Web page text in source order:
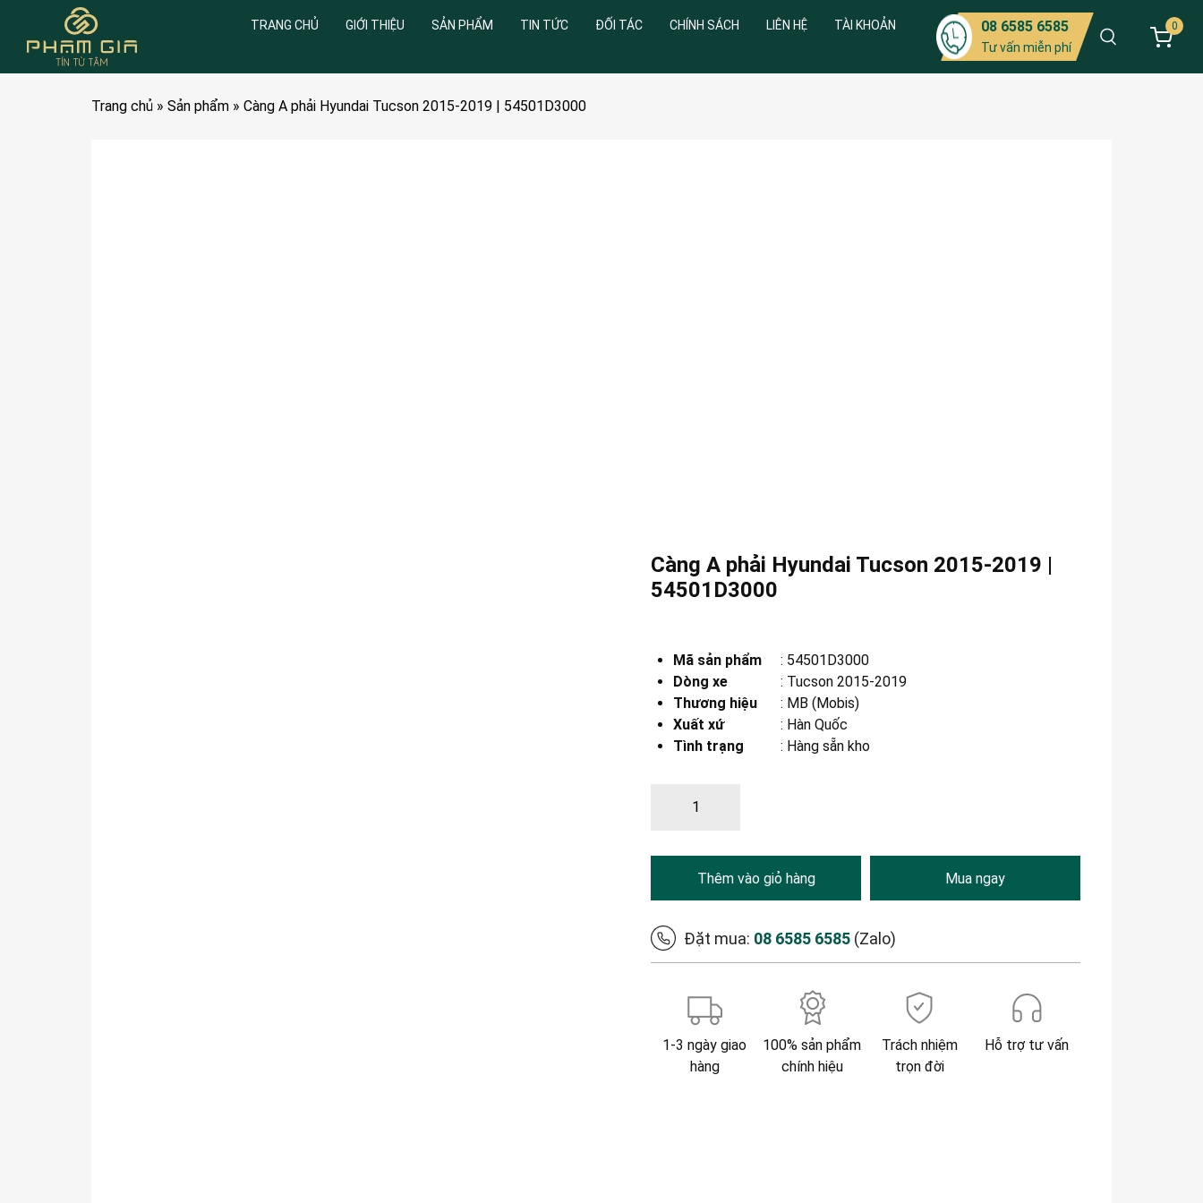
TRANG CHỦ GIỚI THIỆU SẢN PHẨM TIN TỨC ĐỐI TÁC CHÍNH SÁCH LIÊN HỆ TÀI KHOẢN 08 6585 6585
Tư vấn miễn phí
0
Trang chủ » Sản phẩm » Càng A phải Hyundai Tucson 2015-2019 | 54501D3000
Càng A phải Hyundai Tucson 2015-2019 |
54501D3000
Mã sản phẩm : 54501D3000
Dòng xe
: Tucson 2015-2019
Thương hiệu
: MB (Mobis)
Xuất xứ
: Hàn Quốc
Tình trạng
: Hàng sẵn kho
Thêm vào giỏ hàng Mua ngay
Đặt mua: 08 6585 6585 (Zalo)
1-3 ngày giao
hàng
100% sản phẩm
chính hiệu
Trách nhiệm
trọn đời
Hỗ trợ tư vấn